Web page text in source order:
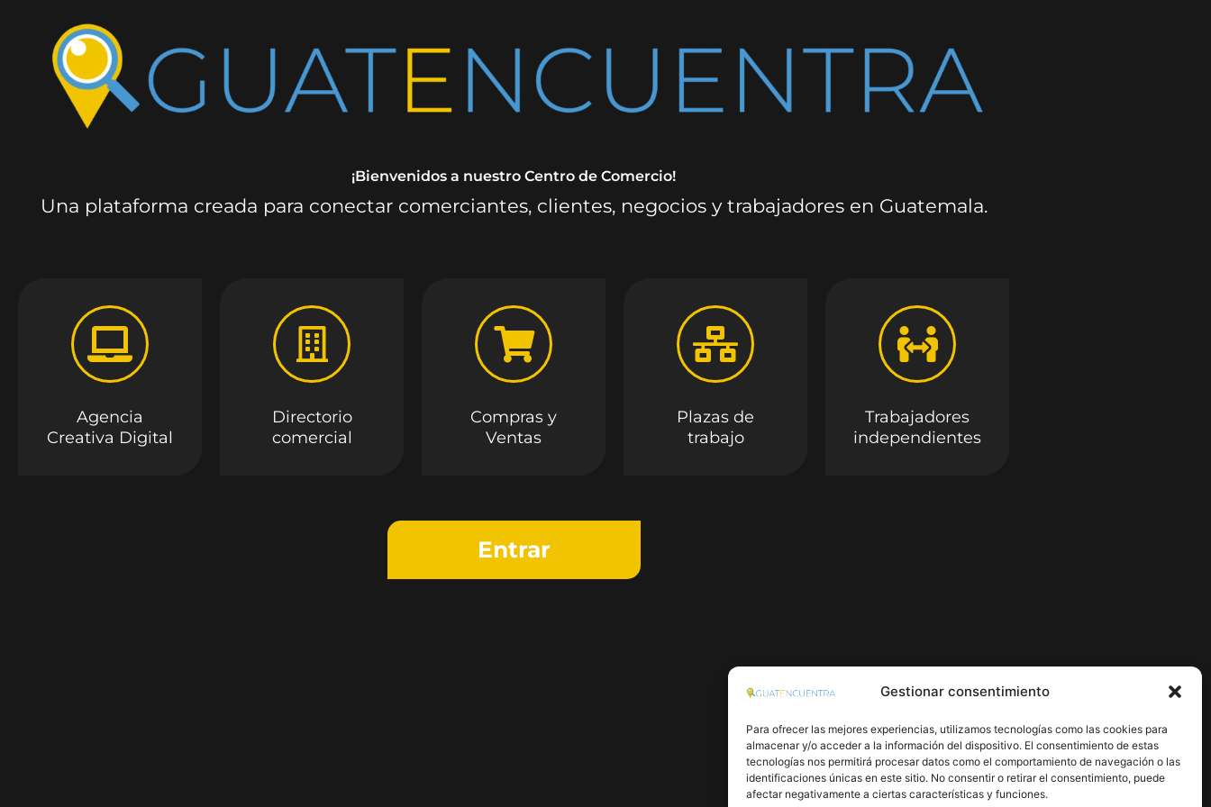
Gestionar consentimiento
Para ofrecer las mejores experiencias, utilizamos tecnologías como las cookies para
almacenar y/o acceder a la información del dispositivo. El consentimiento de estas
tecnologías nos permitirá procesar datos como el comportamiento de navegación o las
identificaciones únicas en este sitio. No consentir o retirar el consentimiento, puede
afectar negativamente a ciertas características y funciones.
¡Bienvenidos a nuestro Centro de Comercio!
Una plataforma creada para conectar comerciantes, clientes, negocios y trabajadores en Guatemala.
Agencia
Creativa Digital
Directorio
comercial
Compras y
Ventas
Plazas de
trabajo
Trabajadores
independientes
Entrar